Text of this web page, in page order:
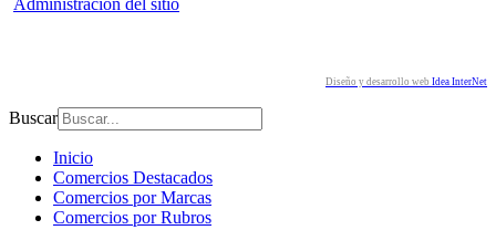
Diseño y desarrollo web Idea InterNet
Buscar
Inicio
Comercios Destacados
Comercios por Marcas
Comercios por Rubros